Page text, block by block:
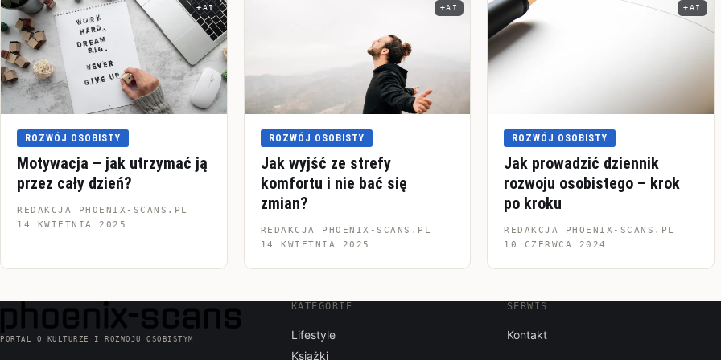
AI
Informacja o pochodzeniu zdjęcia
ROZWÓJ OSOBISTY
Motywacja – jak utrzymać ją
przez cały dzień?
REDAKCJA PHOENIX-SCANS.PL
14 KWIETNIA 2025
AI
Informacja o pochodzeniu zdjęcia
ROZWÓJ OSOBISTY
Jak wyjść ze strefy
komfortu i nie bać się
zmian?
REDAKCJA PHOENIX-SCANS.PL
14 KWIETNIA 2025
AI
ROZWÓJ OSOBISTY
Jak prowadzić dziennik
rozwoju osobistego – krok
po kroku
REDAKCJA PHOENIX-SCANS.PL
10 CZERWCA 2024
PORTAL O KULTURZE I ROZWOJU OSOBISTYM
KATEGORIE
Lifestyle
Książki
SERWIS
Kontakt